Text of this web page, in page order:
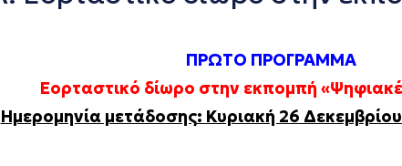
ΠΡΩΤΟ ΠΡΟΓΡΑΜΜΑ
Εορταστικό δίωρο στην εκπομπή
Ημερομηνία μετάδοσης: Κυριακή 26